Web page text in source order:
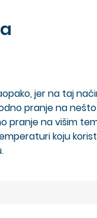
jer na taj
pranje na
pranje na višim
koju